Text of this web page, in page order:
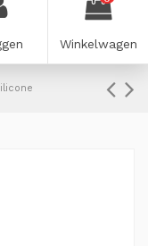
Winkelwagen